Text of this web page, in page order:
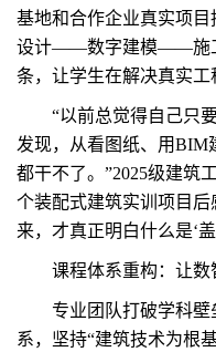
基地和合作企业真实项
设计——数字建模——施
条，让学生在解决真实工
“以前总觉得自己只要
发现，从看图纸、用BIM
都干不了。”2025级建筑
个装配式建筑实训项目
来，才真正明白什么是‘
课程体系重构：让数
专业团队打破学科壁
系，坚持“建筑技术为根